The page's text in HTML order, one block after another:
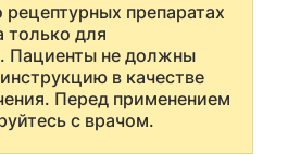
препаратах
только для
Пациенты не должны
в качестве
Перед применением
с врачом.